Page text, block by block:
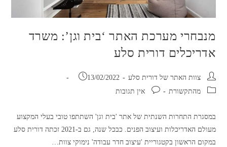
מנבחרי מערכת האתר ‘בית וגן’: משרד
אדריכלים דורית סלע
מחבר:צוות האתר של דורית סלע פורסם:
13/02/2022
קטגוריה:מהתקשורת תגובות:אין תגובות
במסגרת התחרות השנתית של אתר 'בית וגן' השתתפו טובי בעלי המקצוע
מעולם האדריכלות ועיצוב הפנים. כבכל שנה, גם ב-2021 זכתה דורית סלע
במקום הראשון בקטגוריית 'עיצוב חדר עבודה' נימוקי צוות…